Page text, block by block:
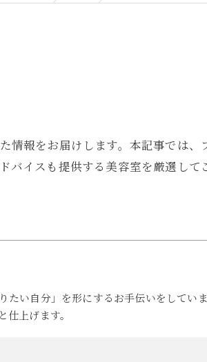
報をお届けします。本記事では、
バイスも提供する美容室を厳選して
い自分」を形にするお手伝いをしてい
上げます。